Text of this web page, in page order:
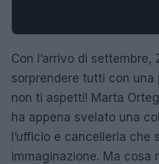
Con l’arrivo di
sorprendere tutti con
non ti aspetti! Marta
ha appena svelato una
l’ufficio e cancelleria che
immaginazione. Ma cosa